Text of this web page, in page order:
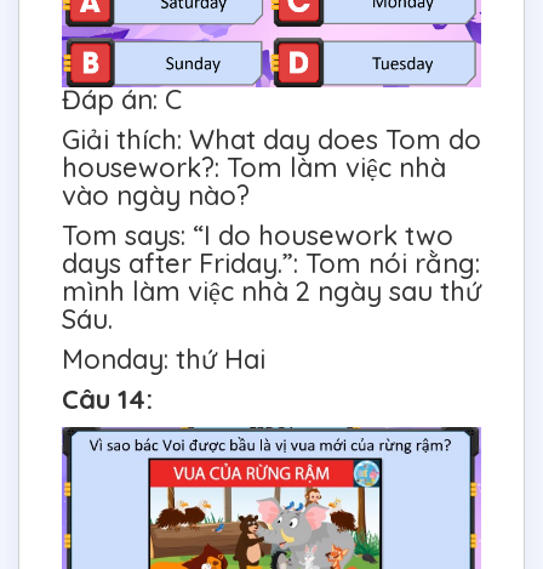
Đáp án: C
Giải thích: What day does Tom do
housework?: Tom làm việc nhà
vào ngày nào?
Tom says: “I do housework two
days after Friday.”: Tom nói rằng:
mình làm việc nhà 2 ngày sau thứ
Sáu.
Monday: thứ Hai
Câu 14: